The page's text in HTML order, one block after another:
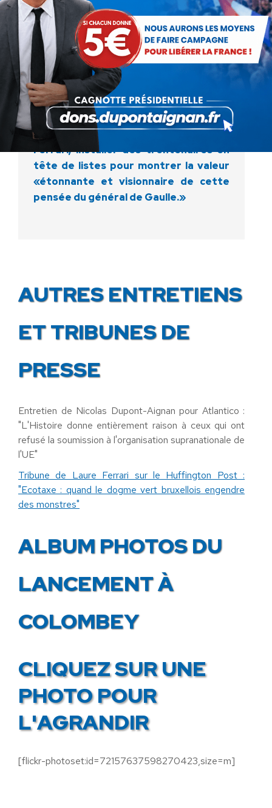
est l'Europe telle que de Gaulle l'avait
imaginée». Il propose des nations
libres, la fin du traité de l'Union
européenne, des projets et des
coopérations «à la carte comme
Airbus». «Notre ligne est vraiment
l'Europe gaulliste, une idée très
moderne», insiste le leader de DLR qui
souhaite justement, à l'image de Laure
Ferrari, installer des trentenaires en
tête de listes pour montrer la valeur
«étonnante et visionnaire de cette
pensée du général de Gaulle.»
AUTRES ENTRETIENS
ET TRIBUNES DE
PRESSE
Entretien de Nicolas Dupont-Aignan pour Atlantico :
"L'Histoire donne entièrement raison à ceux qui ont
refusé la soumission à l'organisation supranationale de
l'UE"
Tribune de Laure Ferrari sur le Huffington Post :
"Ecotaxe : quand le dogme vert bruxellois engendre
des monstres"
ALBUM PHOTOS DU
LANCEMENT À
COLOMBEY
CLIQUEZ SUR UNE
PHOTO POUR
L'AGRANDIR
[flickr-photoset:id=72157637598270423,size=m]